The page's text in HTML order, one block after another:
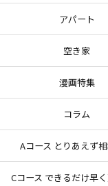
アパート
空き家
漫画特集
コラム
Aコース とりあえず
Cコース できるだけ早